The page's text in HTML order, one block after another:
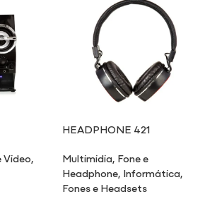
Video,
HEADPHONE 421
Multimidia, Fone e
Headphone, Informática,
Fones e Headsets